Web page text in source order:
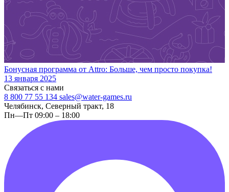
Бонусная программа от Attro: Больше, чем просто покупка!
13 января 2025
Связаться с нами
8 800 77 55 134 sales@water-games.ru
Челябинск, Северный тракт, 18
Пн—Пт 09:00 – 18:00